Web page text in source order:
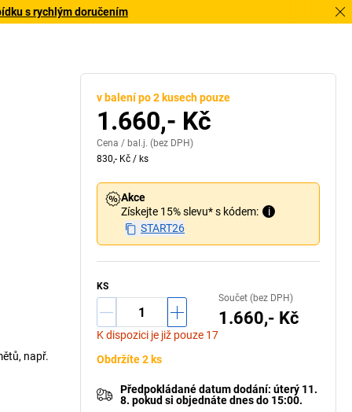
s rychlým doručením
např.
v balení po 2 kusech pouze
1.660,- Kč
Cena / bal.j. (bez DPH)
830,- Kč / ks
Akce
Získejte 15% slevu* s kódem:
i
START26
KS
K dispozici je již pouze 17
Součet (bez DPH)
1.660,- Kč
Obdržíte 2 ks
Předpokládané datum dodání: úterý 11.
8. pokud si objednáte dnes do 15:00.